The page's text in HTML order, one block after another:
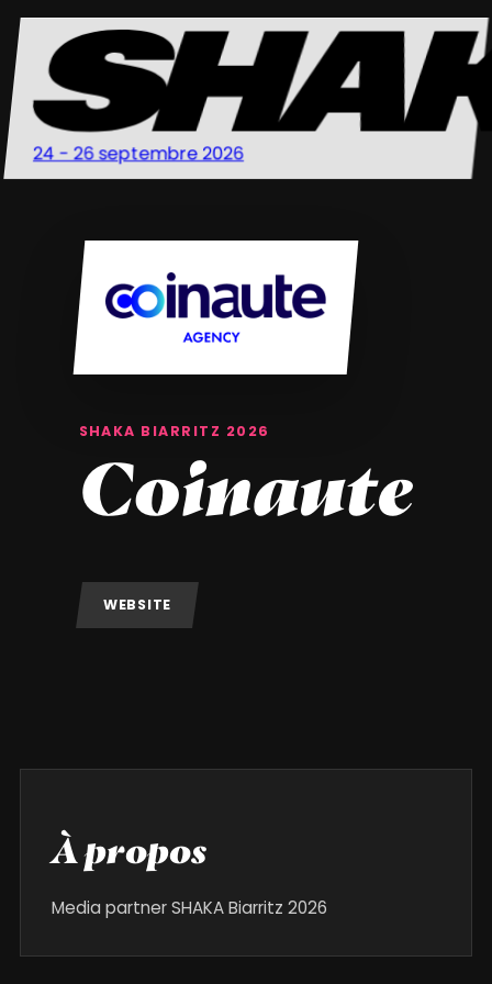
24 - 26 septembre 2026
SHAKA BIARRITZ 2026
Coinaute
WEBSITE
À propos
Media partner SHAKA Biarritz 2026